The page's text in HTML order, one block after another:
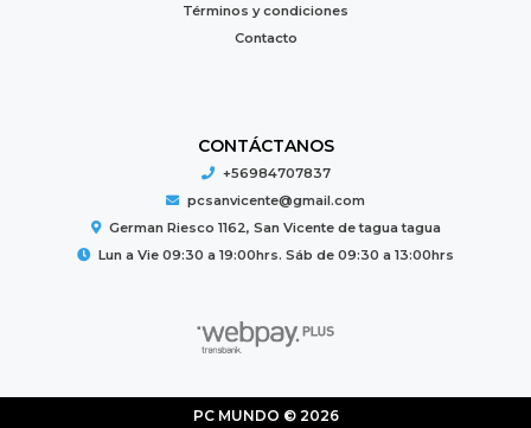
Términos y condiciones
Contacto
CONTÁCTANOS
+56984707837
pcsanvicente@gmail.com
German Riesco 1162, San Vicente de tagua tagua
Lun a Vie 09:30 a 19:00hrs. Sáb de 09:30 a 13:00hrs
PC MUNDO © 2026